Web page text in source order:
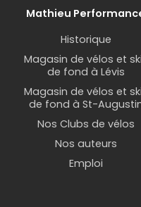
Mathieu
Historique
Magasin de vélos et
de fond à Lévis
Magasin de vélos et
de fond à St-
Nos Clubs de vélos
Nos auteurs
Emploi